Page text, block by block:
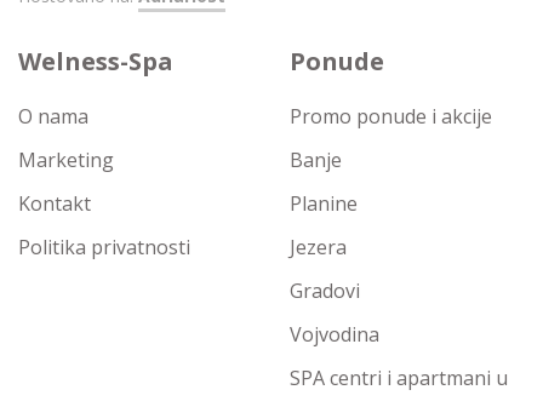
Welness-Spa
O nama
Marketing
Kontakt
Politika privatnosti
Ponude
Promo ponude i akcije
Banje
Planine
Jezera
Gradovi
Vojvodina
SPA centri i apartmani u